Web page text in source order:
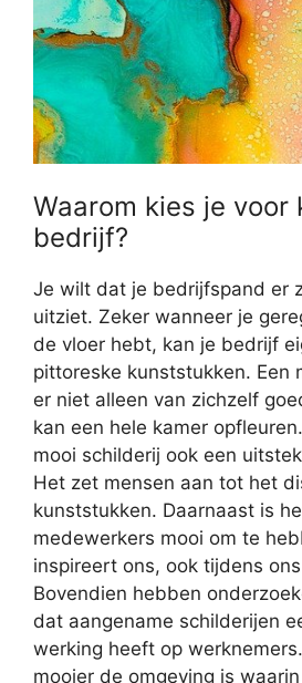
Waarom kies je voor
bedrijf?
Je wilt dat je bedrijfspand er
uitziet. Zeker wanneer je
de vloer hebt, kan je bedrijf
pittoreske kunststukken. Een
er niet alleen van zichzelf
kan een hele kamer
mooi schilderij ook een
Het zet mensen aan tot het
kunststukken. Daarnaast is
medewerkers mooi om te
inspireert ons, ook tijdens
Bovendien hebben
dat aangename schilderijen
werking heeft op
mooier de omgeving is